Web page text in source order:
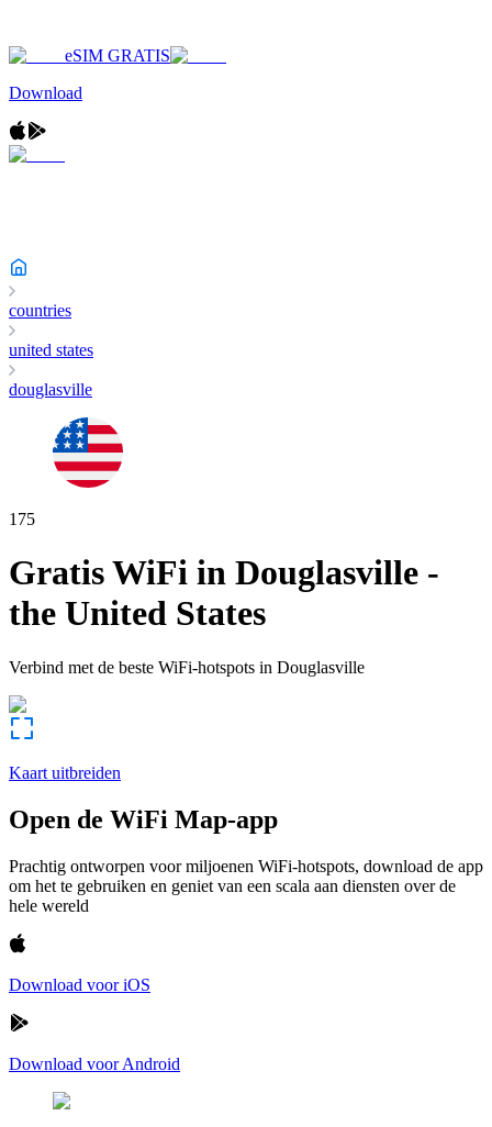
eSIM GRATIS
Download
countries
united states
douglasville
175
Gratis WiFi in Douglasville -
the United States
Verbind met de beste WiFi-hotspots in Douglasville
Kaart uitbreiden
Open de WiFi Map-app
Prachtig ontworpen voor miljoenen WiFi-hotspots, download de app
om het te gebruiken en geniet van een scala aan diensten over de
hele wereld
Download voor iOS
Download voor Android